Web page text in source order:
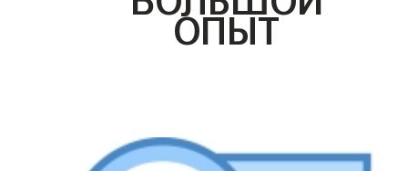
ОПЫТ